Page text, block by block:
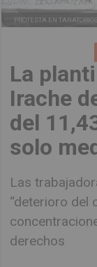
La
Irache
del
solo
Las
“deterioro del
derechos
PROTESTA EN